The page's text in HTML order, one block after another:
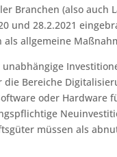
Branchen (also auch
und 28.2.2021
allgemeine
die Bereiche
oder
müssen als